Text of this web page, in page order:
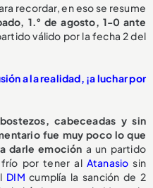
recordar, en eso se resume
1.° de agosto, 1-0 ante
válido por la fecha 2 del
a la realidad, ¡a luchar por
cabeceadas y sin
fue muy poco lo que
darle emoción a un partido
por tener al Atanasio sin
DIMcumplía la sanción de 2